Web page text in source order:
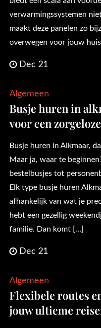
verwarmingssystemen
maakt deze panelen zo
overwegen voor jouw
Dec 21
Algemeen
Busje huren in
voor een
Busje huren in Alkmaar,
Maar ja, waar te
bestelbusjes tot
Elk type busje huren
afhankelijk van wat je
hebt een gezellig
familie. Dan komt […]
Dec 21
Algemeen
Flexibele routes
jouw ultieme